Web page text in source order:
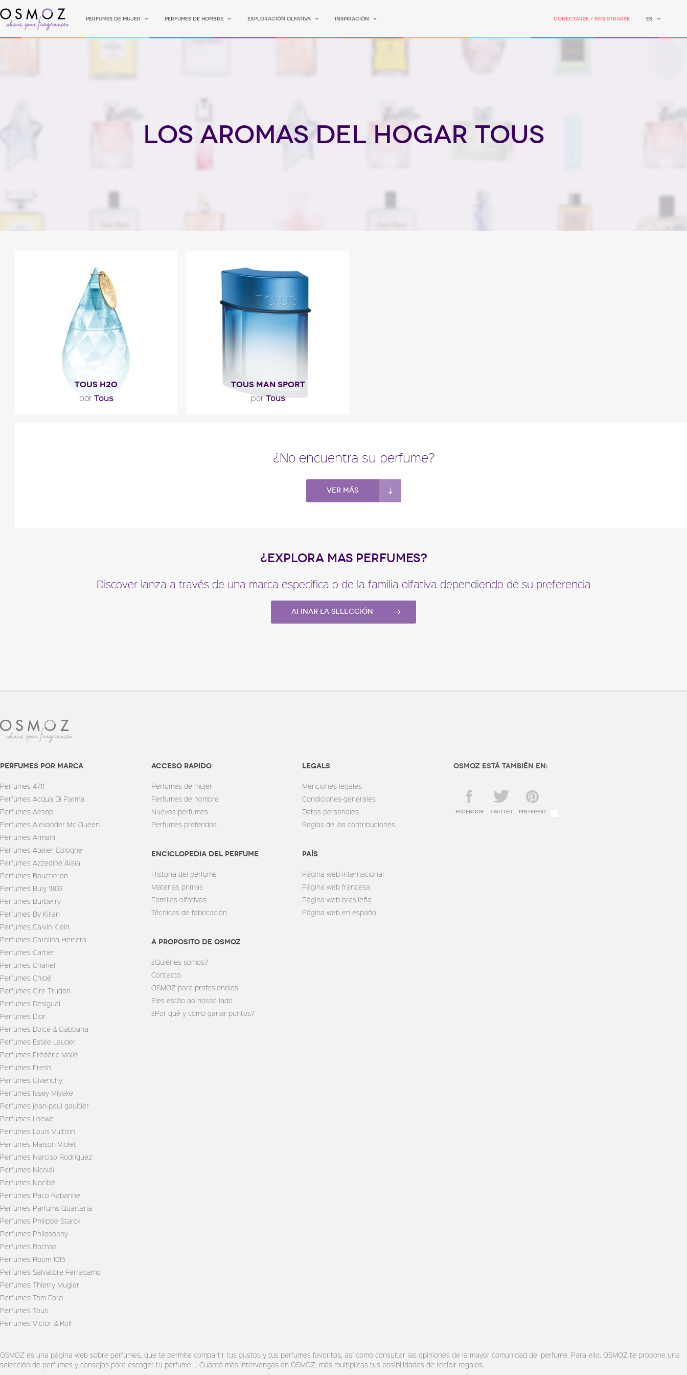
Perfumes de mujer Perfumes de hombre Exploración olfativa Inspiración Conectarse / Registrarse ES
Los aromas del hogar Tous
TOUS H2O
por Tous
TOUS MAN SPORT
por Tous
“frescura transparente..."¿No encuentra su perfume?
Ver más
¿EXPLORA MAS PERFUMES?
Discover lanza a través de una marca específica o de la familia olfativa dependiendo de su preferencia
Afinar la selección
perfumes por marca
Perfumes 4711
Perfumes Acqua Di Parma
Perfumes Aesop
Perfumes Alexander Mc Queen
Perfumes Armani
Perfumes Atelier Cologne
Perfumes Azzedine Alaïa
Perfumes Boucheron
Perfumes Buly 1803
Perfumes Burberry
Perfumes By Kilian
Perfumes Calvin Klein
Perfumes Carolina Herrera
Perfumes Cartier
Perfumes Chanel
Perfumes Chloé
Perfumes Cire Trudon
Perfumes Desigual
Perfumes Dior
Perfumes Dolce & Gabbana
Perfumes Estée Lauder
Perfumes Frédéric Malle
Perfumes Fresh
Perfumes Givenchy
Perfumes Issey Miyake
Perfumes jean-paul gaultier
Perfumes Loewe
Perfumes Louis Vuitton
Perfumes Maison Violet
Perfumes Narciso Rodriguez
Perfumes Nicolaï
Perfumes Nocibé
Perfumes Paco Rabanne
Perfumes Parfums Quartana
Perfumes Philippe Starck
Perfumes Philosophy
Perfumes Rochas
Perfumes Room 1015
Perfumes Salvatore Ferragamo
Perfumes Thierry Mugler
Perfumes Tom Ford
Perfumes Tous
Perfumes Victor & Rolf
Acceso rapido
Perfumes de mujer
Perfumes de hombre
Nuevos perfumes
Perfumes preferidos
enciclopedia del perfume
Historia del perfume
Materias primas
Familias olfativas
Técnicas de fabricación
A PROPOSITO DE OSMOZ
¿Quiénes somos?
Contacto
OSMOZ para profesionales
Eles estão ao nosso lado
¿Por qué y cómo ganar puntos?
Legals
Menciones legales
Condiciones-generales
Datos personales
Reglas de las contribuciones
País
Página web internacional
Página web francesa
Página web brasileña
Página web en español
OSMOZ está también en:
facebook twitter Pinterest
OSMOZ es una página web sobre perfumes, que te permite compartir tus gustos y tus perfumes favoritos, así como consultar las opiniones de la mayor comunidad del perfume. Para ello, OSMOZ te propone una
selección de perfumes y consejos para escoger tu perfume … Cuánto más intervengas en OSMOZ, más multiplicas tus posibilidades de recibir regalos.